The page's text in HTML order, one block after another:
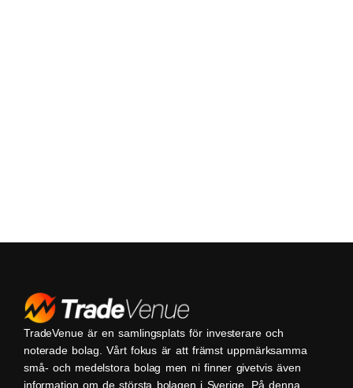
TradeVenue är en samlingsplats för investerare och
noterade bolag. Vårt fokus är att främst uppmärksamma
små- och medelstora bolag men ni finner givetvis även
information om de största bolagen i Sverige. På denna